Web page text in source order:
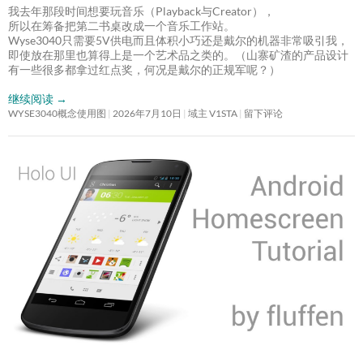
我去年那段时间想要玩音乐（Playback与Creator），
所以在筹备把第二书桌改成一个音乐工作站。
Wyse3040只需要5V供电而且体积小巧还是戴尔的机器非常吸引我，
即使放在那里也算得上是一个艺术品之类的。（山寨矿渣的产品设计
有一些很多都拿过红点奖，何况是戴尔的正规军呢？）
继续阅读 →
WYSE3040概念使用图 2026年7月10日 域主 V1STA 留下评论